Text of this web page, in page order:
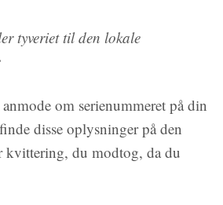
tyveriet til den lokale
om serienummeret på din
disse oplysninger på den
kvittering, du modtog, da du